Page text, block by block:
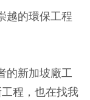
越的環保工程
的新加坡廠工
程，也在找我